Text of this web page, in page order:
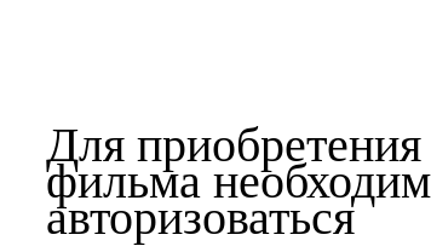
Для
фильма
авторизоваться